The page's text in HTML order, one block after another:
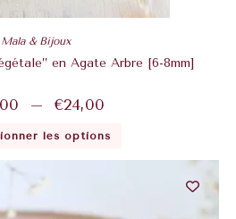
Mala & Bijoux
en Agate Arbre [6-8mm]
– €24,00
les options